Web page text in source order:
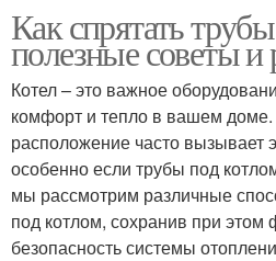
Как спрятать
полезные советы и
Котел – это важное
комфорт и тепло в вашем доме.
расположение часто вызывает
особенно если трубы под
мы рассмотрим различные
под котлом, сохранив при этом
безопасность системы